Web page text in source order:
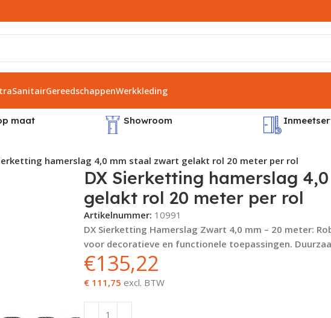
SanitairGereedschappenWerkkleding
maat Showroom
hamerslag 4,0 mm staal zwart gelakt rol 20 meter per rol
DX Sierketting hamerslag
gelakt rol 20 meter per rol
Artikelnummer: 10991
DX Sierketting Hamerslag Zwart 4,0 mm – 20 meter:
voor decoratieve en functionele toepassingen.
€135,22
€ 111,75 excl. BTW